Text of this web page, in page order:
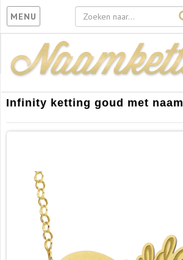
Toggle
navigation
MENU
Infinity ketting goud met naam